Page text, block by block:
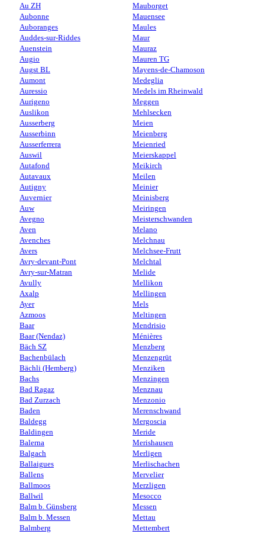
Au ZH
Aubonne
Auboranges
Auddes-sur-Riddes
Auenstein
Augio
Augst BL
Aumont
Auressio
Aurigeno
Auslikon
Ausserberg
Ausserbinn
Ausserferrera
Auswil
Autafond
Autavaux
Autigny
Auvernier
Auw
Avegno
Aven
Avenches
Avers
Avry-devant-Pont
Avry-sur-Matran
Avully
Axalp
Ayer
Azmoos
Baar
Baar (Nendaz)
Bäch SZ
Bachenbülach
Bächli (Hemberg)
Bachs
Bad Ragaz
Bad Zurzach
Baden
Baldegg
Baldingen
Balerna
Balgach
Ballaigues
Ballens
Ballmoos
Ballwil
Balm b. Günsberg
Balm b. Messen
Balmberg
Mauborget
Mauensee
Maules
Maur
Mauraz
Mauren TG
Mayens-de-Chamoson
Medeglia
Medels im Rheinwald
Meggen
Mehlsecken
Meien
Meienberg
Meienried
Meierskappel
Meikirch
Meilen
Meinier
Meinisberg
Meiringen
Meisterschwanden
Melano
Melchnau
Melchsee-Frutt
Melchtal
Melide
Mellikon
Mellingen
Mels
Meltingen
Mendrisio
Ménières
Menzberg
Menzengrüt
Menziken
Menzingen
Menznau
Menzonio
Merenschwand
Mergoscia
Meride
Merishausen
Merligen
Merlischachen
Mervelier
Merzligen
Mesocco
Messen
Mettau
Mettembert